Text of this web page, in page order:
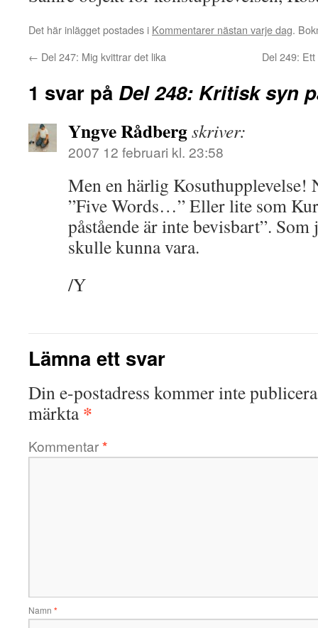
Det här inlägget postades i Kommentarer nästan varje dag.
← Del 247: Mig kvittrar det lika Del 249:
1 svar på Del 248: Kritisk syn
Yngve Rådbergskriver:
2007 12 februari kl. 23:58
Men en härlig Kosuthupplevelse!
”Five Words…” Eller lite som
påstående är inte bevisbart”.
skulle kunna vara.
/Y
Lämna ett svar
Din e-postadress kommer inte
märkta*
Kommentar*
Namn *